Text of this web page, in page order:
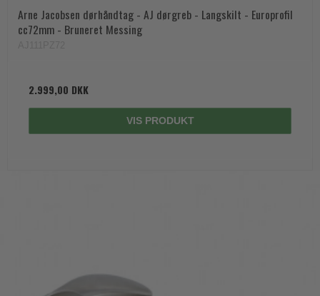
Arne Jacobsen dørhåndtag - AJ dørgreb - Langskilt - Europrofil
cc72mm - Bruneret Messing
2.999,00 DKK
VIS PRODUKT